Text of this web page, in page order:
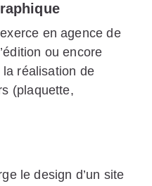
en agence de
ou encore
réalisation de
(plaquette,
le design d’un site